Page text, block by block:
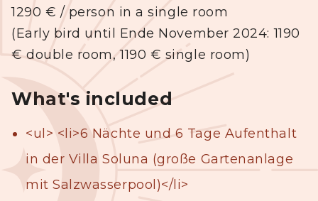
1290 € / person in a single room
(Early bird until Ende November 2024: 1190
€ double room, 1190 € single room)
What's included
<ul> <li>6 Nächte und 6 Tage Aufenthalt
in der Villa Soluna (große Gartenanlage
mit Salzwasserpool)</li>